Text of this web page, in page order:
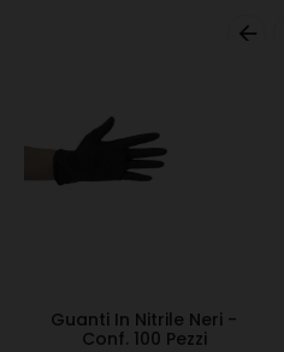

Guanti In Nitrile Neri -
Conf. 100 Pezzi